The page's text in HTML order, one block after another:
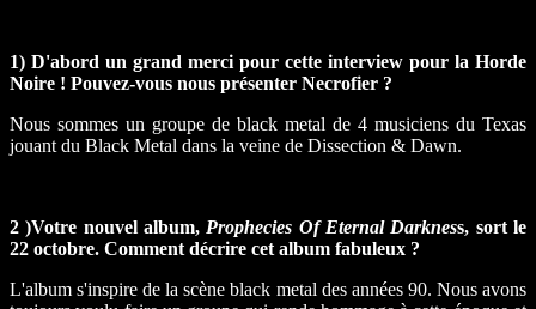
1) D'abord un grand merci pour cette interview pour la Horde
Noire ! Pouvez-vous nous présenter Necrofier ?
Nous sommes un groupe de black metal de 4 musiciens du Texas
jouant du Black Metal dans la veine de Dissection & Dawn.
2 )Votre nouvel album, Prophecies Of Eternal Darkness, sort le
22 octobre. Comment décrire cet album fabuleux ?
L'album s'inspire de la scène black metal des années 90. Nous avons